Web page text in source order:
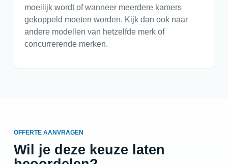
moeilijk wordt of wanneer meerdere kamers
gekoppeld moeten worden. Kijk dan ook naar
andere modellen van hetzelfde merk of
concurrerende merken.
OFFERTE AANVRAGEN
Wil je deze keuze laten